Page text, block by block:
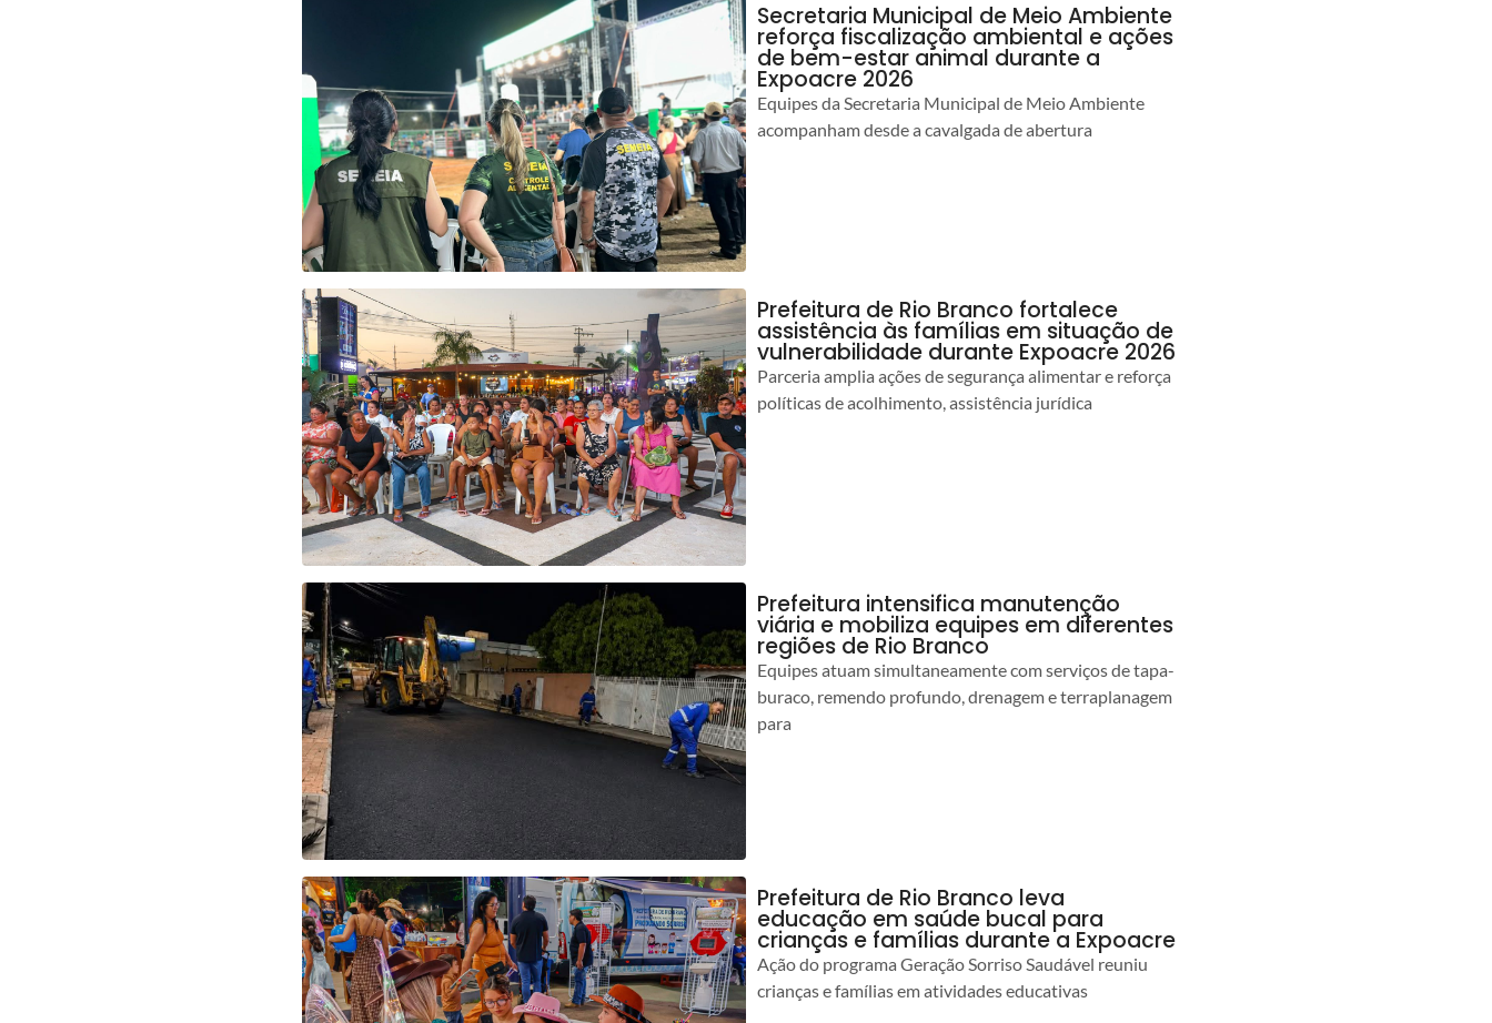
Secretaria Municipal de Meio Ambiente
reforça fiscalização ambiental e ações
de bem-estar animal durante a
Expoacre 2026
Equipes da Secretaria Municipal de Meio Ambiente
acompanham desde a cavalgada de abertura
Prefeitura de Rio Branco fortalece
assistência às famílias em situação de
vulnerabilidade durante Expoacre 2026
Parceria amplia ações de segurança alimentar e reforça
políticas de acolhimento, assistência jurídica
Prefeitura intensifica manutenção
viária e mobiliza equipes em diferentes
regiões de Rio Branco
Equipes atuam simultaneamente com serviços de tapa-
buraco, remendo profundo, drenagem e terraplanagem
para
Prefeitura de Rio Branco leva
educação em saúde bucal para
crianças e famílias durante a Expoacre
Ação do programa Geração Sorriso Saudável reuniu
crianças e famílias em atividades educativas